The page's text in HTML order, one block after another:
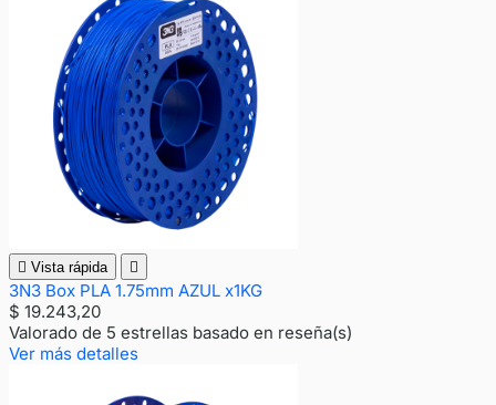
 Vista rápida 
3N3 Box PLA 1.75mm AZUL x1KG
$ 19.243,20
Valorado de 5 estrellas basado en reseña(s)
Ver más detalles